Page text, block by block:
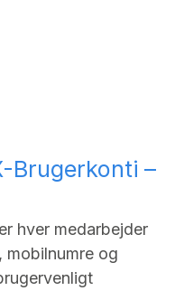
Brugerkonti –
hver medarbejder
og